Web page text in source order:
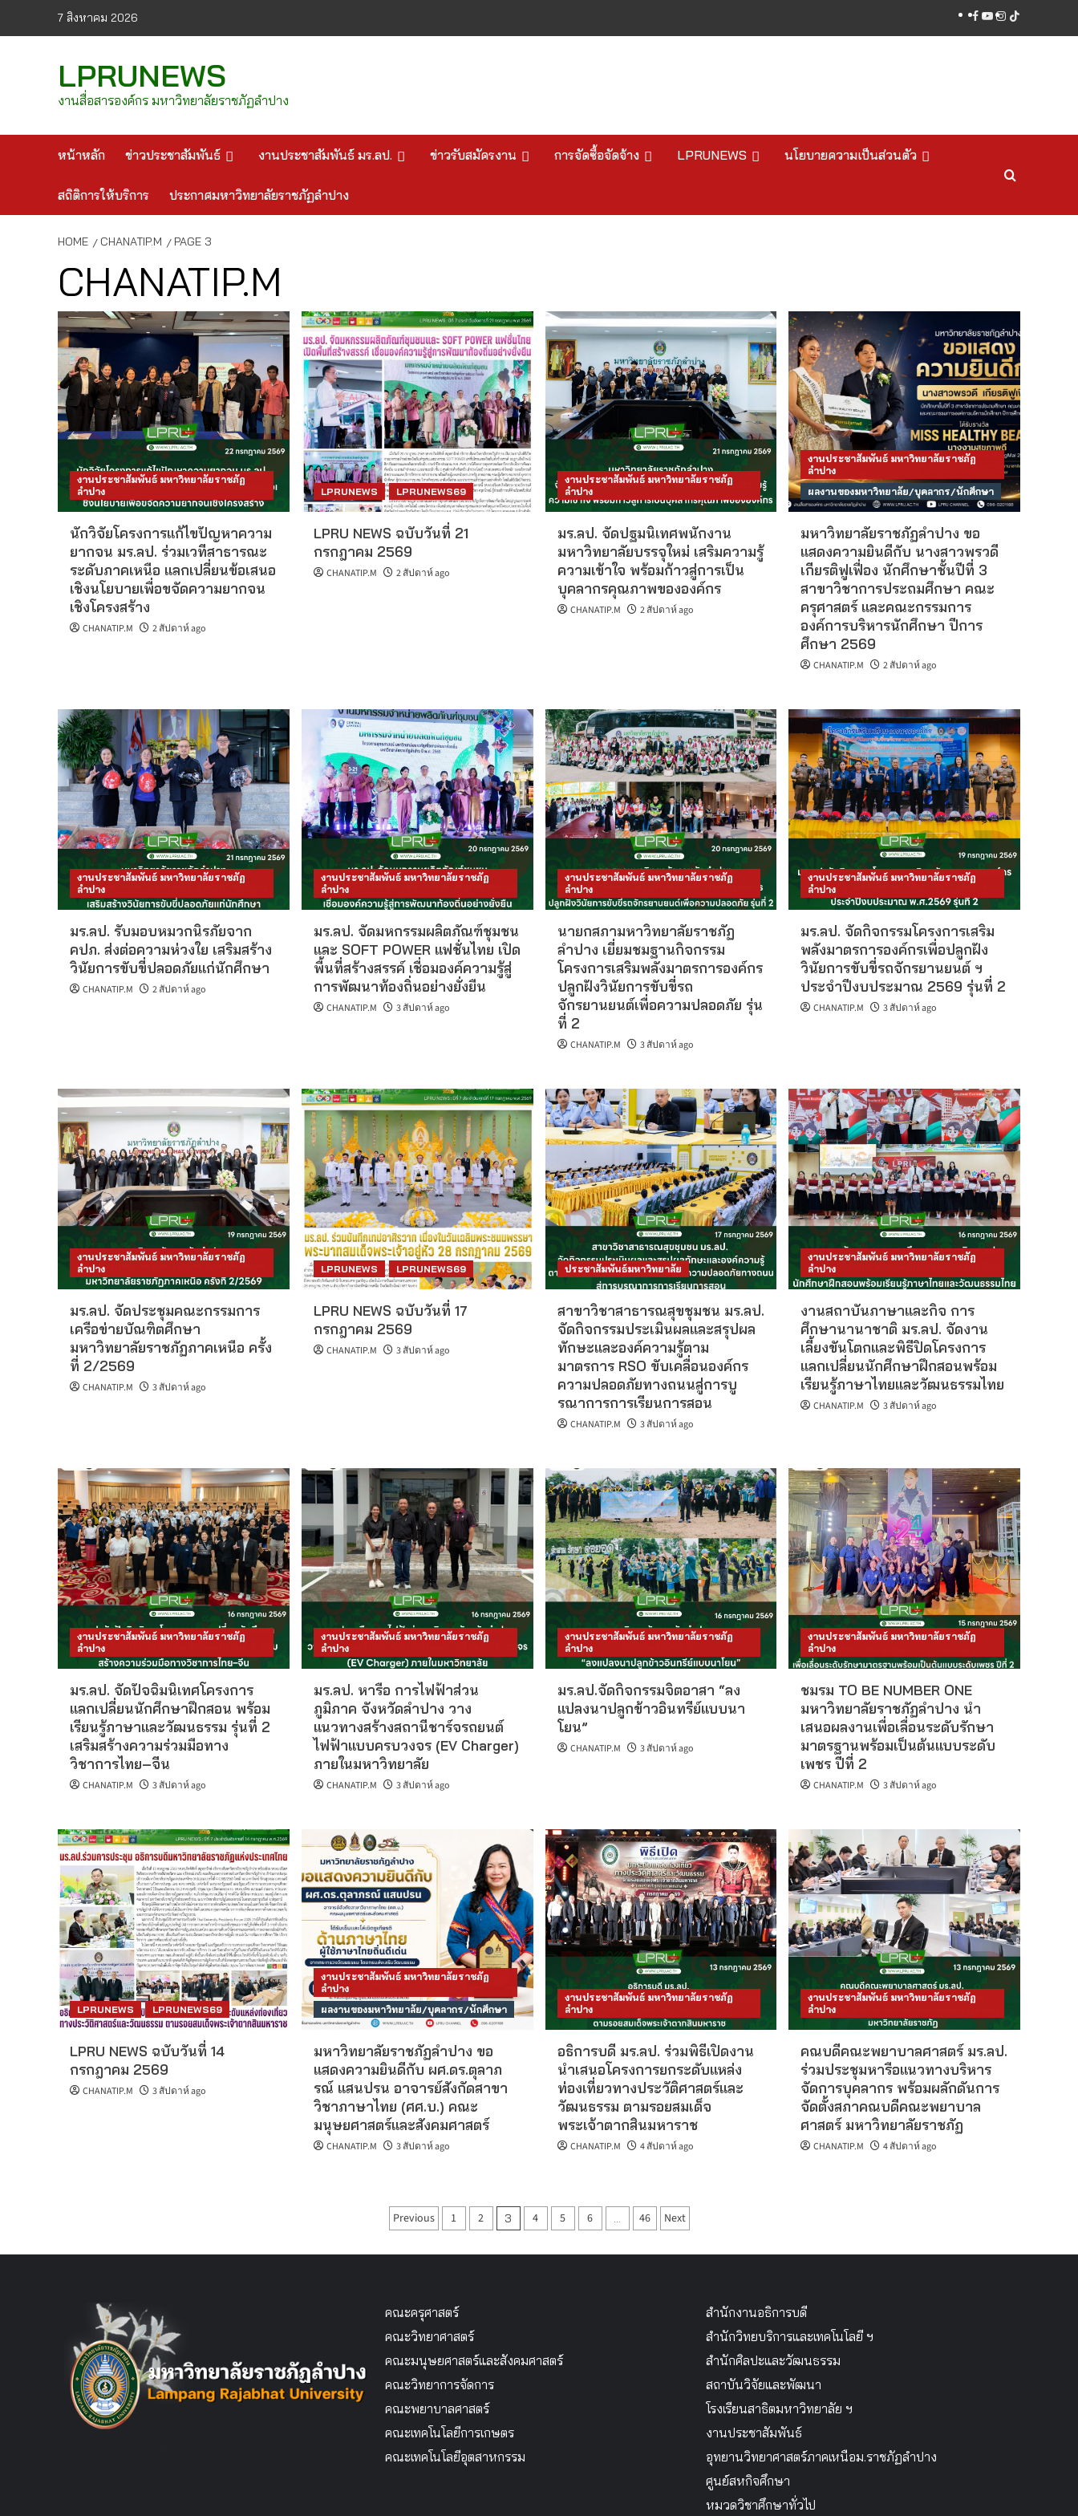
7 สิงหาคม 2026 facebook
youtube
instagram
tiktok
LPRUNEWS
งานสื่อสารองค์กร มหาวิทยาลัยราชภัฏลำปาง
หน้าหลัก ข่าวประชาสัมพันธ์ งานประชาสัมพันธ์ มร.ลป. ข่าวรับสมัครงาน การจัดซื้อจัดจ้าง LPRUNEWS นโยบายความเป็นส่วนตัว
สถิติการให้บริการ ประกาศมหาวิทยาลัยราชภัฏลำปาง
HOME CHANATIP.M PAGE 3
CHANATIP.M
งานประชาสัมพันธ์ มหาวิทยาลัยราชภัฏ
ลำปาง
นักวิจัยโครงการแก้ไขปัญหาความ
ยากจน มร.ลป. ร่วมเวทีสาธารณะ
ระดับภาคเหนือ แลกเปลี่ยนข้อเสนอ
เชิงนโยบายเพื่อขจัดความยากจน
เชิงโครงสร้าง
CHANATIP.M 2 สัปดาห์ ago
LPRUNEWS LPRUNEWS69
LPRU NEWS ฉบับวันที่ 21
กรกฎาคม 2569
CHANATIP.M 2 สัปดาห์ ago
งานประชาสัมพันธ์ มหาวิทยาลัยราชภัฏ
ลำปาง
มร.ลป. จัดปฐมนิเทศพนักงาน
มหาวิทยาลัยบรรจุใหม่ เสริมความรู้
ความเข้าใจ พร้อมก้าวสู่การเป็น
บุคลากรคุณภาพขององค์กร
CHANATIP.M 2 สัปดาห์ ago
งานประชาสัมพันธ์ มหาวิทยาลัยราชภัฏ
ลำปาง
ผลงานของมหาวิทยาลัย/บุคลากร/นักศึกษา
มหาวิทยาลัยราชภัฏลำปาง ขอ
แสดงความยินดีกับ นางสาวพรวดี
เกียรติฟูเฟื่อง นักศึกษาชั้นปีที่ 3
สาขาวิชาการประถมศึกษา คณะ
ครุศาสตร์ และคณะกรรมการ
องค์การบริหารนักศึกษา ปีการ
ศึกษา 2569
CHANATIP.M 2 สัปดาห์ ago
งานประชาสัมพันธ์ มหาวิทยาลัยราชภัฏ
ลำปาง
มร.ลป. รับมอบหมวกนิรภัยจาก
คปภ. ส่งต่อความห่วงใย เสริมสร้าง
วินัยการขับขี่ปลอดภัยแก่นักศึกษา
CHANATIP.M 2 สัปดาห์ ago
งานประชาสัมพันธ์ มหาวิทยาลัยราชภัฏ
ลำปาง
มร.ลป. จัดมหกรรมผลิตภัณฑ์ชุมชน
และ SOFT POWER แฟชั่นไทย เปิด
พื้นที่สร้างสรรค์ เชื่อมองค์ความรู้สู่
การพัฒนาท้องถิ่นอย่างยั่งยืน
CHANATIP.M 3 สัปดาห์ ago
งานประชาสัมพันธ์ มหาวิทยาลัยราชภัฏ
ลำปาง
นายกสภามหาวิทยาลัยราชภัฏ
ลำปาง เยี่ยมชมฐานกิจกรรม
โครงการเสริมพลังมาตรการองค์กร
ปลูกฝังวินัยการขับขี่รถ
จักรยานยนต์เพื่อความปลอดภัย รุ่น
ที่ 2
CHANATIP.M 3 สัปดาห์ ago
งานประชาสัมพันธ์ มหาวิทยาลัยราชภัฏ
ลำปาง
มร.ลป. จัดกิจกรรมโครงการเสริม
พลังมาตรการองค์กรเพื่อปลูกฝัง
วินัยการขับขี่รถจักรยานยนต์ ฯ
ประจำปีงบประมาณ 2569 รุ่นที่ 2
CHANATIP.M 3 สัปดาห์ ago
งานประชาสัมพันธ์ มหาวิทยาลัยราชภัฏ
ลำปาง
มร.ลป. จัดประชุมคณะกรรมการ
เครือข่ายบัณฑิตศึกษา
มหาวิทยาลัยราชภัฏภาคเหนือ ครั้ง
ที่ 2/2569
CHANATIP.M 3 สัปดาห์ ago
LPRUNEWS LPRUNEWS69
LPRU NEWS ฉบับวันที่ 17
กรกฎาคม 2569
CHANATIP.M 3 สัปดาห์ ago
ประชาสัมพันธ์มหาวิทยาลัย
สาขาวิชาสาธารณสุขชุมชน มร.ลป.
จัดกิจกรรมประเมินผลและสรุปผล
ทักษะและองค์ความรู้ตาม
มาตรการ RSO ขับเคลื่อนองค์กร
ความปลอดภัยทางถนนสู่การบู
รณาการการเรียนการสอน
CHANATIP.M 3 สัปดาห์ ago
งานประชาสัมพันธ์ มหาวิทยาลัยราชภัฏ
ลำปาง
งานสถาบันภาษาและกิจ การ
ศึกษานานาชาติ มร.ลป. จัดงาน
เลี้ยงขันโตกและพิธีปิดโครงการ
แลกเปลี่ยนนักศึกษาฝึกสอนพร้อม
เรียนรู้ภาษาไทยและวัฒนธรรมไทย
CHANATIP.M 3 สัปดาห์ ago
งานประชาสัมพันธ์ มหาวิทยาลัยราชภัฏ
ลำปาง
มร.ลป. จัดปัจฉิมนิเทศโครงการ
แลกเปลี่ยนนักศึกษาฝึกสอน พร้อม
เรียนรู้ภาษาและวัฒนธรรม รุ่นที่ 2
เสริมสร้างความร่วมมือทาง
วิชาการไทย–จีน
CHANATIP.M 3 สัปดาห์ ago
งานประชาสัมพันธ์ มหาวิทยาลัยราชภัฏ
ลำปาง
มร.ลป. หารือ การไฟฟ้าส่วน
ภูมิภาค จังหวัดลำปาง วาง
แนวทางสร้างสถานีชาร์จรถยนต์
ไฟฟ้าแบบครบวงจร (EV Charger)
ภายในมหาวิทยาลัย
CHANATIP.M 3 สัปดาห์ ago
งานประชาสัมพันธ์ มหาวิทยาลัยราชภัฏ
ลำปาง
มร.ลป.จัดกิจกรรมจิตอาสา “ลง
แปลงนาปลูกข้าวอินทรีย์แบบนา
โยน”
CHANATIP.M 3 สัปดาห์ ago
งานประชาสัมพันธ์ มหาวิทยาลัยราชภัฏ
ลำปาง
ชมรม TO BE NUMBER ONE
มหาวิทยาลัยราชภัฏลำปาง นำ
เสนอผลงานเพื่อเลื่อนระดับรักษา
มาตรฐานพร้อมเป็นต้นแบบระดับ
เพชร ปีที่ 2
CHANATIP.M 3 สัปดาห์ ago
LPRUNEWS LPRUNEWS69
LPRU NEWS ฉบับวันที่ 14
กรกฎาคม 2569
CHANATIP.M 3 สัปดาห์ ago
งานประชาสัมพันธ์ มหาวิทยาลัยราชภัฏ
ลำปาง
ผลงานของมหาวิทยาลัย/บุคลากร/นักศึกษา
มหาวิทยาลัยราชภัฏลำปาง ขอ
แสดงความยินดีกับ ผศ.ดร.ตุลาภ
รณ์ แสนปรน อาจารย์สังกัดสาขา
วิชาภาษาไทย (ศศ.บ.) คณะ
มนุษยศาสตร์และสังคมศาสตร์
CHANATIP.M 3 สัปดาห์ ago
งานประชาสัมพันธ์ มหาวิทยาลัยราชภัฏ
ลำปาง
อธิการบดี มร.ลป. ร่วมพิธีเปิดงาน
นำเสนอโครงการยกระดับแหล่ง
ท่องเที่ยวทางประวัติศาสตร์และ
วัฒนธรรม ตามรอยสมเด็จ
พระเจ้าตากสินมหาราช
CHANATIP.M 4 สัปดาห์ ago
งานประชาสัมพันธ์ มหาวิทยาลัยราชภัฏ
ลำปาง
คณบดีคณะพยาบาลศาสตร์ มร.ลป.
ร่วมประชุมหารือแนวทางบริหาร
จัดการบุคลากร พร้อมผลักดันการ
จัดตั้งสภาคณบดีคณะพยาบาล
ศาสตร์ มหาวิทยาลัยราชภัฏ
CHANATIP.M 4 สัปดาห์ ago
Posts
Previous 1 2 3 4 5 6 … 46 Next
คณะครุศาสตร์
คณะวิทยาศาสตร์
คณะมนุษยศาสตร์และสังคมศาสตร์
คณะวิทยาการจัดการ
คณะพยาบาลศาสตร์
คณะเทคโนโลยีการเกษตร
คณะเทคโนโลยีอุตสาหกรรม
สำนักงานอธิการบดี
สำนักวิทยบริการและเทคโนโลยี ฯ
สำนักศิลปะและวัฒนธรรม
สถาบันวิจัยและพัฒนา
โรงเรียนสาธิตมหาวิทยาลัย ฯ
งานประชาสัมพันธ์
อุทยานวิทยาศาสตร์ภาคเหนือม.ราชภัฏลำปาง
ศูนย์สหกิจศึกษา
หมวดวิชาศึกษาทั่วไป